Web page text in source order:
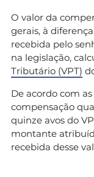
O valor da
gerais, à
recebida pelo
na legislação,
Tributário (VPT)
De acordo com
compensação
quinze avos do
montante
recebida desse